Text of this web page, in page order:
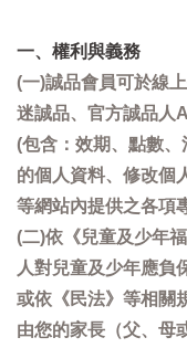
一、權利與義務
(一)誠品會員可於線
迷誠品、官方誠品人
(包含：效期、點數
的個人資料、修改個
等網站內提供之各項
(二)依《兒童及少年
人對兒童及少年應負
或依《民法》等相關
由您的家長（父、母